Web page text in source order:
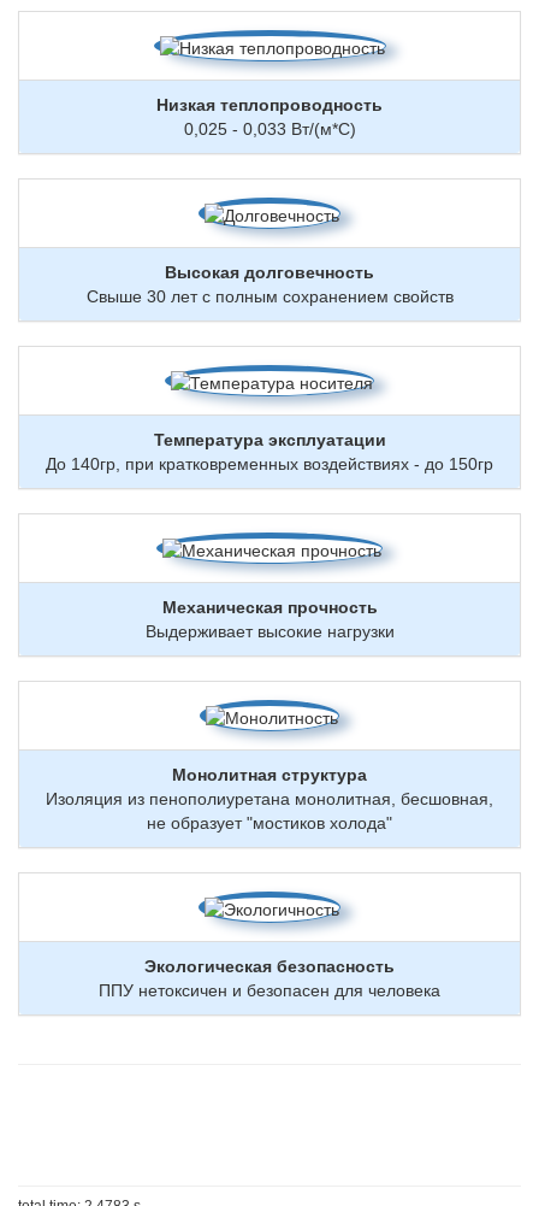
Низкая теплопроводность
0,025 - 0,033 Вт/(м*С)
Высокая долговечность
Свыше 30 лет с полным сохранением свойств
Температура эксплуатации
До 140гр, при кратковременных воздействиях - до 150гр
Механическая прочность
Выдерживает высокие нагрузки
Монолитная структура
Изоляция из пенополиуретана монолитная, бесшовная,
не образует "мостиков холода"
Экологическая безопасность
ППУ нетоксичен и безопасен для человека